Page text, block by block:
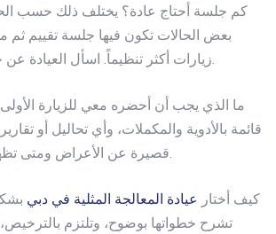
كم جلسة أحتاج عادة؟ يختلف ذلك حسب
بعض الحالات تكون فيها جلسة تقييم ثم
ما الذي يجب أن أحضره معي للزيارة
قائمة بالأدوية والمكملات، وأي تحاليل أو
كيف أختار عيادة المعالجة المثلية في دبي
تشرح خطواتها بوضوح، وتلتزم